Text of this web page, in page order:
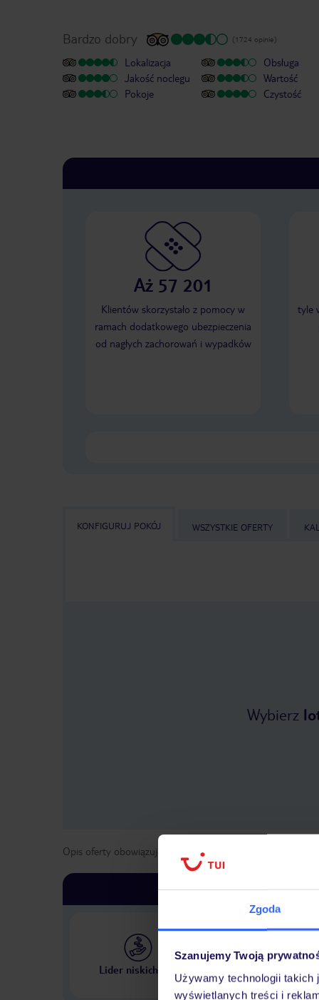
Zgoda
Szanujemy Twoją
Używamy technologii
wyświetlanych treści i
Bardzo dobry (1724 opinie)
Lokalizacja
Jakość noclegu
Pokoje
Obsługa
Wartość
Czystość
Aż 57 201
Klientów skorzystało z pomocy w
ramach dodatkowego ubezpieczenia
od nagłych zachorowań i wypadków
tyle
KONFIGURUJ POKÓJ WSZYSTKIE OFERTY
Wybierz
Opis oferty obowiązuje dla wyjazdów w terminie
Lider niskich cen
Największe biuro
w Polsce